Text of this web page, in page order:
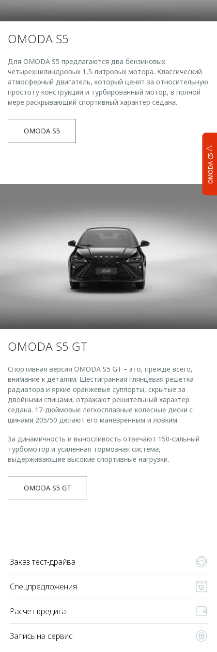
OMODA C5
OMODA S5
Для OMODA S5 предлагаются два бензиновых
четырехцилиндровых 1,5-литровых мотора. Классический
атмосферный двигатель, который ценят за относительную
простоту конструкции и турбированный мотор, в полной
мере раскрывающий спортивный характер седана.
OMODA S5
OMODA S5 GT
Спортивная версия OMODA S5 GT – это, прежде всего,
внимание к деталям. Шестигранная глянцевая решетка
радиатора и яркие оранжевые суппорты, скрытые за
двойными спицами, отражают решительный характер
седана. 17-дюймовые легкосплавные колесные диски с
шинами 205/50 делают его маневренным и ловким.
За динамичность и выносливость отвечают 150-сильный
турбомотор и усиленная тормозная система,
выдерживающие высокие спортивные нагрузки.
OMODA S5 GT
Заказ тест-драйва
Спецпредложения
Расчет кредита
Запись на сервис